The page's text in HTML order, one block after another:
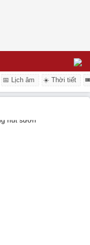
📅 Lịch âm ☀️ Thời tiết